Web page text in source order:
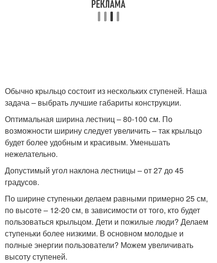
Обычно крыльцо состоит из нескольких ступеней. Наша
задача – выбрать лучшие габариты конструкции.
Оптимальная ширина лестниц – 80-100 см. По
возможности ширину следует увеличить – так крыльцо
будет более удобным и красивым. Уменьшать
нежелательно.
Допустимый угол наклона лестницы – от 27 до 45
градусов.
По ширине ступеньки делаем равными примерно 25 см,
по высоте – 12-20 см, в зависимости от того, кто будет
пользоваться крыльцом. Дети и пожилые люди? Делаем
ступеньки более низкими. В основном молодые и
полные энергии пользователи? Можем увеличивать
высоту ступеней.